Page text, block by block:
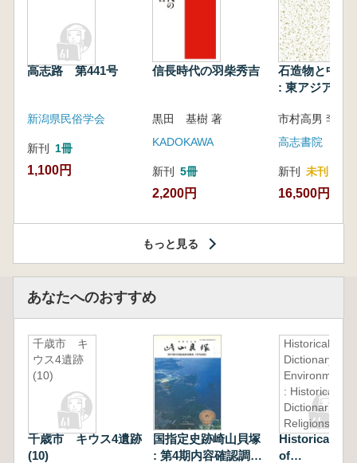
高志路 第441号
新潟県民俗学会
新刊 1冊
1,100円
信長時代の羽柴秀吉
黒田 基樹 著
KADOKAWA
新刊 5冊
2,200円
石造物と中世
: 東アジアと
高志書院
新刊 未刊
16,500円
もっと見る
あなたへのおすすめ
千歳市 キ
ウス4遺跡
(10)
千歳市 キウス4遺跡
(10)
国指定史跡崎山貝塚
: 第4期内容確認調査
Historical
Dictionary of
: Historical
Dictionaries of
Religions,
Philosophies
Movements
Historical
of